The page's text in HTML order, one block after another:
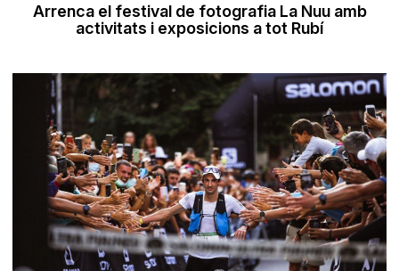
Arrenca el festival de fotografia La Nuu amb
activitats i exposicions a tot Rubí